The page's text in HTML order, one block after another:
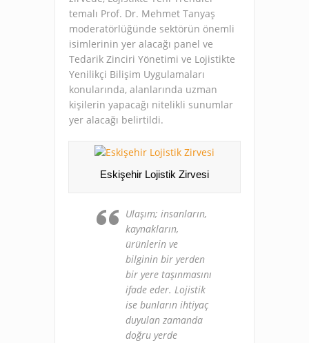
temalı Prof. Dr. Mehmet Tanyaş
moderatörlüğünde sektörün önemli
isimlerinin yer alacağı panel ve
Tedarik Zinciri Yönetimi ve Lojistikte
Yenilikçi Bilişim Uygulamaları
konularında, alanlarında uzman
kişilerin yapacağı nitelikli sunumlar
yer alacağı belirtildi.
Eskişehir Lojistik Zirvesi
Ulaşım; insanların,
kaynakların,
ürünlerin ve
bilginin bir yerden
bir yere taşınmasını
ifade eder. Lojistik
ise bunların ihtiyaç
duyulan zamanda
doğru yerde